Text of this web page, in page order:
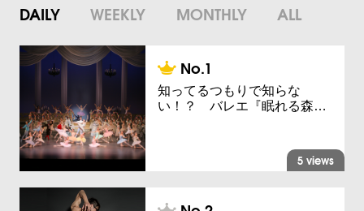
DAILY WEEKLY MONTHLY ALL
知ってるつもりで知らな
い！？ バレエ『眠れる森…
5 views